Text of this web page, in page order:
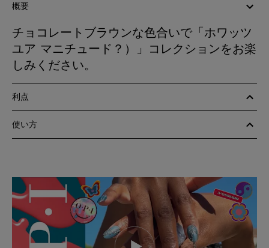
概要
チョコレートブラウンな色合いで「ホワッツ
ユア マニチュード？）」コレクションをお楽
しみください。
利点
使い方